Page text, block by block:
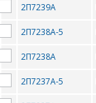
2П7239А
2П7238А-5
2П7238А
2П7237А-5